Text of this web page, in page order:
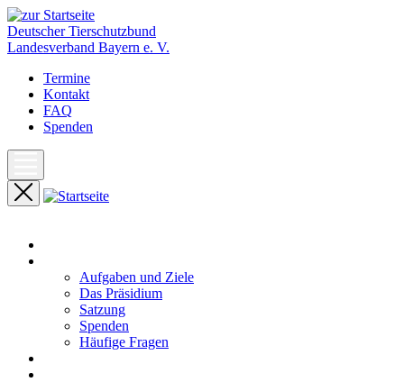
Deutscher Tierschutzbund
Landesverband Bayern e. V.
Termine
Kontakt
FAQ
Spenden
Aufgaben und Ziele
Das Präsidium
Satzung
Spenden
Häufige Fragen